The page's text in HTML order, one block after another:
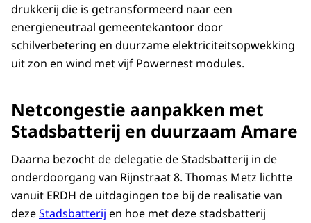
drukkerij die is getransformeerd naar een
energieneutraal gemeentekantoor door
schilverbetering en duurzame elektriciteitsopwekking
uit zon en wind met vijf Powernest modules.
Netcongestie aanpakken met
Stadsbatterij en duurzaam Amare
Daarna bezocht de delegatie de Stadsbatterij in de
onderdoorgang van Rijnstraat 8. Thomas Metz lichtte
vanuit ERDH de uitdagingen toe bij de realisatie van
dezeStadsbatterij en hoe met deze stadsbatterij